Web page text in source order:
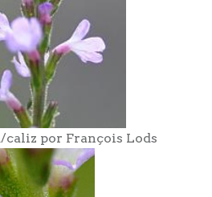
por François Lods